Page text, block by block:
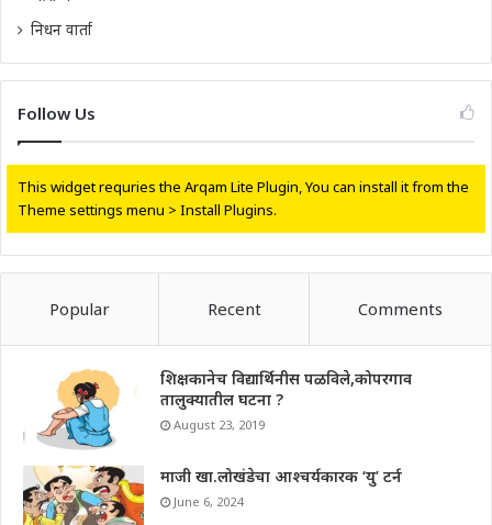
निधन वार्ता
Follow Us
This widget requries the Arqam Lite Plugin, You can install it from the
Theme settings menu > Install Plugins.
Popular Recent Comments
शिक्षकानेच विद्यार्थिनीस पळविले,कोपरगाव
तालुक्यातील घटना ?
August 23, 2019
माजी खा.लोखंडेचा आश्चर्यकारक ‘यु’ टर्न
June 6, 2024